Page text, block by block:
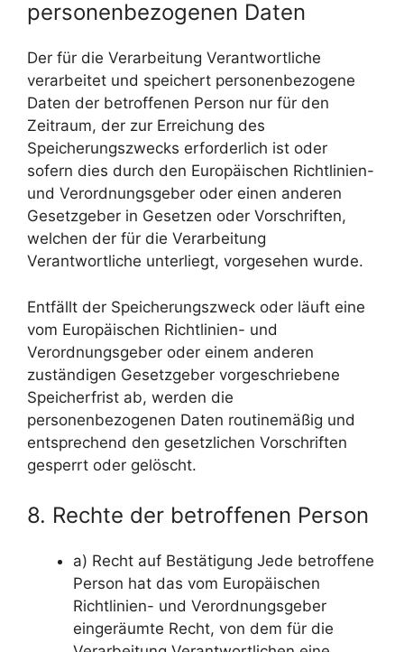
personenbezogenen Daten
Der für die Verarbeitung Verantwortliche
verarbeitet und speichert personenbezogene
Daten der betroffenen Person nur für den
Zeitraum, der zur Erreichung des
Speicherungszwecks erforderlich ist oder
sofern dies durch den Europäischen Richtlinien-
und Verordnungsgeber oder einen anderen
Gesetzgeber in Gesetzen oder Vorschriften,
welchen der für die Verarbeitung
Verantwortliche unterliegt, vorgesehen wurde.
Entfällt der Speicherungszweck oder läuft eine
vom Europäischen Richtlinien- und
Verordnungsgeber oder einem anderen
zuständigen Gesetzgeber vorgeschriebene
Speicherfrist ab, werden die
personenbezogenen Daten routinemäßig und
entsprechend den gesetzlichen Vorschriften
gesperrt oder gelöscht.
8. Rechte der betroffenen Person
a) Recht auf Bestätigung Jede betroffene
Person hat das vom Europäischen
Richtlinien- und Verordnungsgeber
eingeräumte Recht, von dem für die